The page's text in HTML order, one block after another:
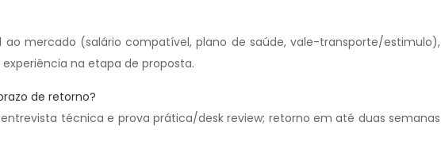
mercado (salário compatível, plano de saúde, vale-transporte/estimulo),
na etapa de proposta.
de retorno?
técnica e prova prática/desk review; retorno em até duas semanas